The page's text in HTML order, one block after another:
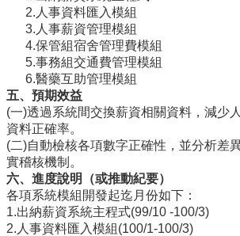
業
務
相
關
活
動
2.人事資料匯入模組
3.人事薪資管理模組
4.保管組宿舍管理費模組
5.事務組交通費管理模組
6.醫藥互助管理模組
五、預期效益
(一)透過系統間交換薪資相關資料，減少
資料正確率。
(二)自動檢核各項數字正確性，並分析差
實稽核機制。
六、進度說明（或推動紀要）
各項系統模組開發起迄月份如下：
1.出納薪資系統主程式(99/10 -100/3)
2.人事資料匯入模組(100/1-100/3)